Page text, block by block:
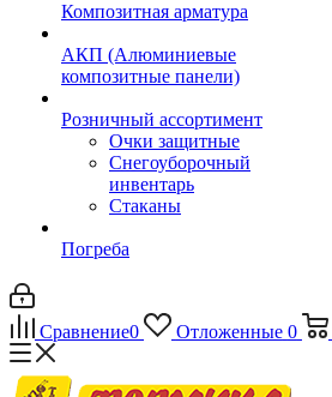
Композитная арматура
АКП (Алюминиевые
композитные панели)
Розничный ассортимент
Очки защитные
Снегоуборочный
инвентарь
Стаканы
Погреба
Сравнение0 Отложенные 0